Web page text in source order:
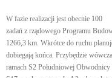
W fazie realizacji jest obecnie 100
zadań z rządowego Programu
1266,3 km. Wkrótce do ruchu
dobiegają końca. Przybędzie
ramach S2 Południowej Obwodnicy